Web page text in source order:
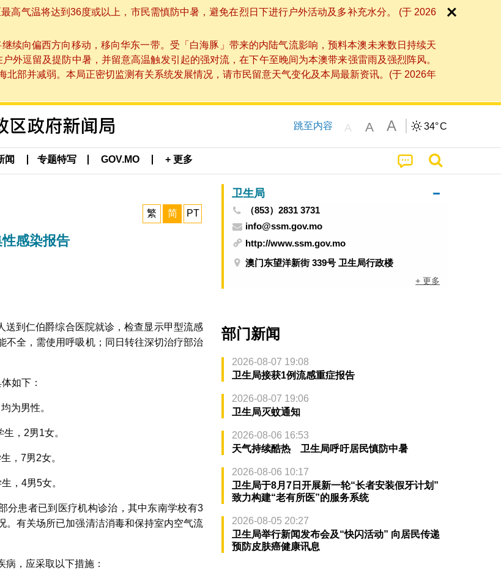
高气温将达到36度或以上，市民需慎防中暑，避免在烈日下进行户外活动及多补充水分。 (于 2026
续向偏西方向移动，移向华东一带。受「白海豚」带来的内陆气流影响，预料本澳未来数日持续天
外逗留及提防中暑，并留意高温触发引起的强对流，在下午至晚间为本澳带来强雷雨及强烈阵风。
部并减弱。本局正密切监测有关系统发展情况，请市民留意天气变化及本局最新资讯。(于 2026年
跳至内容 A A A 34°C
闻 专题特写 GOV.MO + 更多
繁 简 PT
感染报告
到仁伯爵综合医院就诊，检查显示甲型流感
不全，需使用呼吸机；同日转往深切治疗部治
如下：
为男性。
，2男1女。
，7男2女。
，4男5女。
分患者已到医疗机构诊治，其中东南学校有3
。有关场所已加强清洁消毒和保持室内空气流
，应采取以下措施：
卫生局
（853）2831 3731
info@ssm.gov.mo
http://www.ssm.gov.mo
澳门东望洋新街 339号 卫生局行政楼
+ 更多
部门新闻
2026-08-07 19:08
卫生局接获1例流感重症报告
2026-08-07 19:06
卫生局灭蚊通知
2026-08-06 16:53
天气持续酷热 卫生局呼吁居民慎防中暑
2026-08-06 10:17
卫生局于8月7日开展新一轮“长者安装假牙计划”
致力构建“老有所医”的服务系统
2026-08-05 20:27
卫生局举行新闻发布会及“快闪活动” 向居民传递
预防皮肤癌健康讯息